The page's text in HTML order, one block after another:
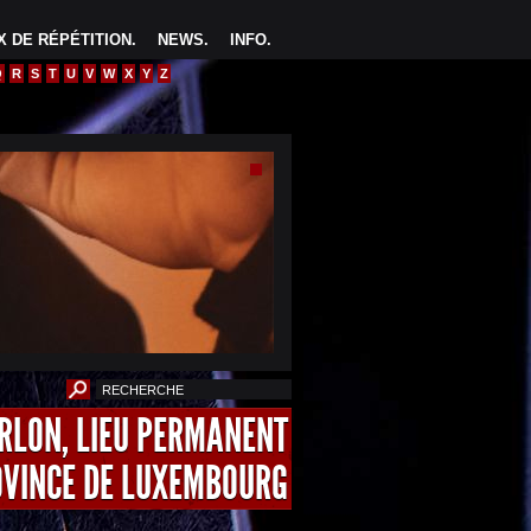
INFO.
NEWS.
DE RÉPÉTITION.
R S T U V W X Y Z
LIEU PERMANENT
DE LUXEMBOURG